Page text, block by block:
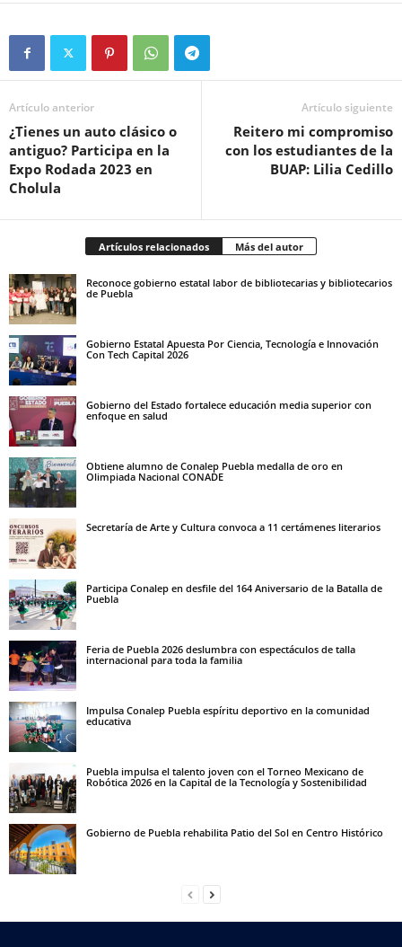
Artículo anterior
¿Tienes un auto clásico o
antiguo? Participa en la
Expo Rodada 2023 en
Cholula
Artículo siguiente
Reitero mi compromiso
con los estudiantes de la
BUAP: Lilia Cedillo
Artículos relacionados Más del autor
Reconoce gobierno estatal labor de bibliotecarias y bibliotecarios
de Puebla
Gobierno Estatal Apuesta Por Ciencia, Tecnología e Innovación
Con Tech Capital 2026
Gobierno del Estado fortalece educación media superior con
enfoque en salud
Obtiene alumno de Conalep Puebla medalla de oro en
Olimpiada Nacional CONADE
Secretaría de Arte y Cultura convoca a 11 certámenes literarios
Participa Conalep en desfile del 164 Aniversario de la Batalla de
Puebla
Feria de Puebla 2026 deslumbra con espectáculos de talla
internacional para toda la familia
Impulsa Conalep Puebla espíritu deportivo en la comunidad
educativa
Puebla impulsa el talento joven con el Torneo Mexicano de
Robótica 2026 en la Capital de la Tecnología y Sostenibilidad
Gobierno de Puebla rehabilita Patio del Sol en Centro Histórico